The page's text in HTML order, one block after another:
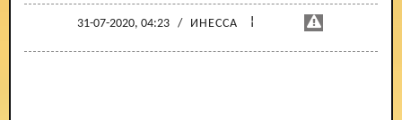
31-07-2020, 04:23 / ИНЕССА ¦